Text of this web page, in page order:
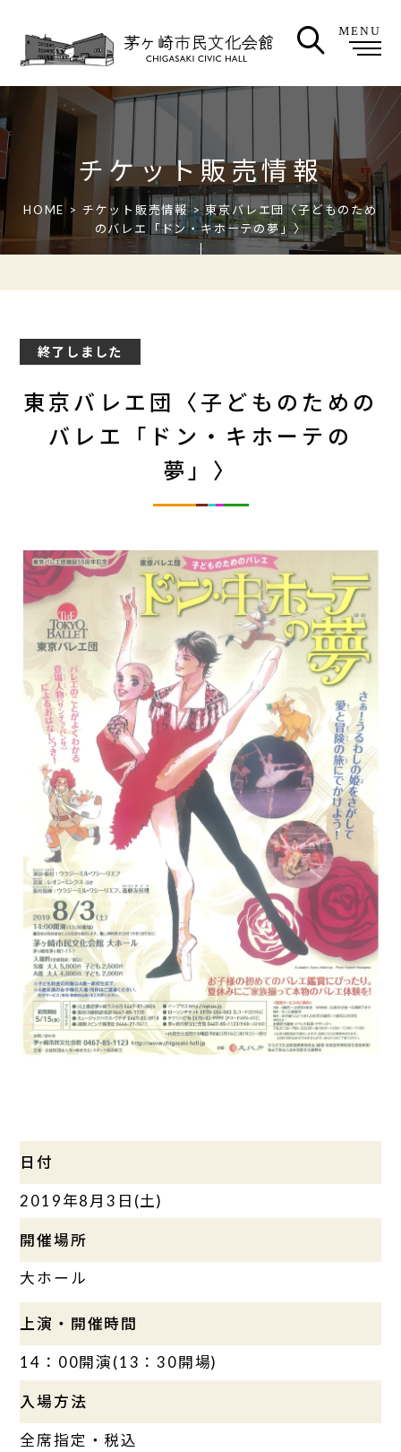
MENU
チケット販売情報
HOME> チケット販売情報> 東京バレエ団〈子どものため
のバレエ「ドン・キホーテの夢」〉
終了しました
東京バレエ団〈子どものための
バレエ「ドン・キホーテの
夢」〉
日付
2019年8月3日(土)
開催場所
大ホール
上演・開催時間
14：00開演(13：30開場)
入場方法
全席指定・税込